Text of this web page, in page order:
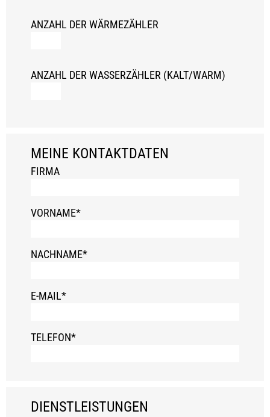
ANZAHL DER WÄRMEZÄHLER
ANZAHL DER WASSERZÄHLER (KALT/WARM)
MEINE KONTAKTDATEN
FIRMA
VORNAME*
NACHNAME*
E-MAIL*
TELEFON*
DIENSTLEISTUNGEN